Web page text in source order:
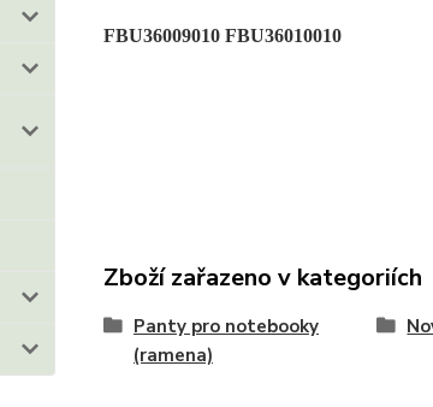
FBU36009010 FBU36010010
Zboží zařazeno v kategoriích
Panty pro notebooky
(ramena)